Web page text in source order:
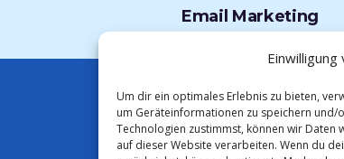
Um dir ein optimales Erlebnis zu bieten,
um Geräteinformationen zu speichern
Technologien zustimmst, können wir Daten
auf dieser Website verarbeiten. Wenn du
Email Marketing